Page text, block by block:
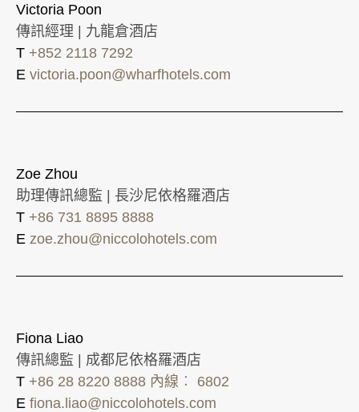
Victoria Poon
傳訊經理 | 九龍倉酒店
T +852 2118 7292
E victoria.poon@wharfhotels.com
Zoe Zhou
助理傳訊總監 | 長沙尼依格羅酒店
T +86 731 8895 8888
E zoe.zhou@niccolohotels.com
Fiona Liao
傳訊總監 | 成都尼依格羅酒店
T +86 28 8220 8888 內線︰ 6802
E fiona.liao@niccolohotels.com